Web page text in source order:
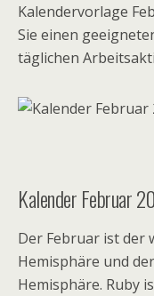
Kalendervorlage
Sie einen
täglichen
Kalender Februar
Der Februar ist der
Hemisphäre und
Hemisphäre. Ruby